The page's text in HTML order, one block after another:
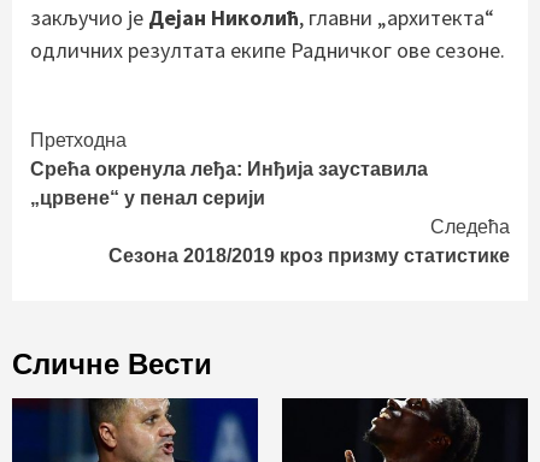
закључио је Дејан Николић, главни „архитекта“
одличних резултата екипе Радничког ове сезоне.
Continue
Reading
Претходна
Срећа окренула леђа: Инђија зауставила
„црвене“ у пенал серији
Следећа
Сезона 2018/2019 кроз призму статистике
Сличне Вести